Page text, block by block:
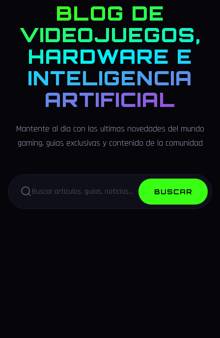
BLOG DE
VIDEOJUEGOS,
HARDWARE E
INTELIGENCIA
ARTIFICIAL
Mantente al dia con las ultimas novedades del mundo
gaming, guias exclusivas y contenido de la comunidad
BUSCAR